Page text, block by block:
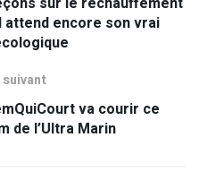
encore son vrai
va courir ce
de l’Ultra Marin